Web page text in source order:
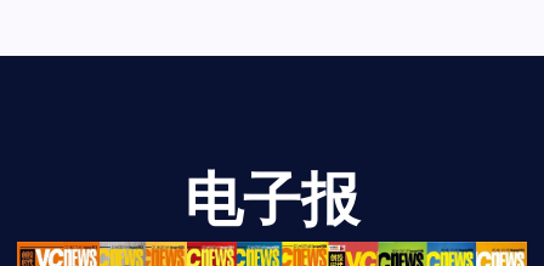
电子报